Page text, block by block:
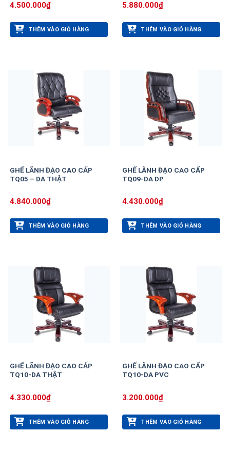
4.500.000₫
THÊM VÀO GIỎ HÀNG
5.880.000₫
THÊM VÀO GIỎ HÀNG
GHẾ LÃNH ĐẠO CAO CẤP
TQ05 – DA THẬT
4.840.000₫
THÊM VÀO GIỎ HÀNG
GHẾ LÃNH ĐẠO CAO CẤP
TQ09-DA DP
4.430.000₫
THÊM VÀO GIỎ HÀNG
GHẾ LÃNH ĐẠO CAO CẤP
TQ10-DA THẬT
4.330.000₫
THÊM VÀO GIỎ HÀNG
GHẾ LÃNH ĐẠO CAO CẤP
TQ10-DA PVC
3.200.000₫
THÊM VÀO GIỎ HÀNG